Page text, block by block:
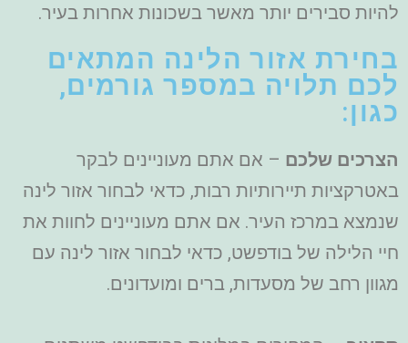
להיות סבירים יותר מאשר בשכונות אחרות בעיר.
בחירת אזור הלינה המתאים
לכם תלויה במספר גורמים,
כגון:
הצרכים שלכם – אם אתם מעוניינים לבקר
באטרקציות תיירותיות רבות, כדאי לבחור אזור לינה
שנמצא במרכז העיר. אם אתם מעוניינים לחוות את
חיי הלילה של בודפשט, כדאי לבחור אזור לינה עם
מגוון רחב של מסעדות, ברים ומועדונים.